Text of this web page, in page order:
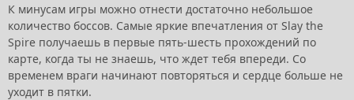
К минусам игры можно отнести достаточно небольшое
количество боссов. Самые яркие впечатления от Slay the
Spire получаешь в первые пять-шесть прохождений по
карте, когда ты не знаешь, что ждет тебя впереди. Со
временем враги начинают повторяться и сердце больше не
уходит в пятки.